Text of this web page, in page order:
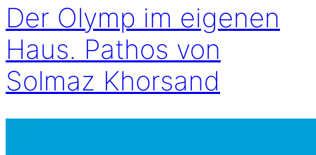
Der Olymp im eigenen
Haus. Pathos von
Solmaz Khorsand